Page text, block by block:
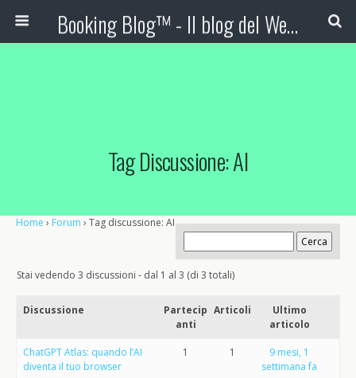
Booking Blog™ - Il blog del Web Marketing Turistico
Tag Discussione: AI
Home › Forum › Tag discussione: AI
Stai vedendo 3 discussioni - dal 1 al 3 (di 3 totali)
Discussione
Partecip
anti
Articoli
Ultimo
articolo
ChatGPT Atlas: quando l’AI
diventa il tuo browser
1 1
9 mesi, 1
settimana fa